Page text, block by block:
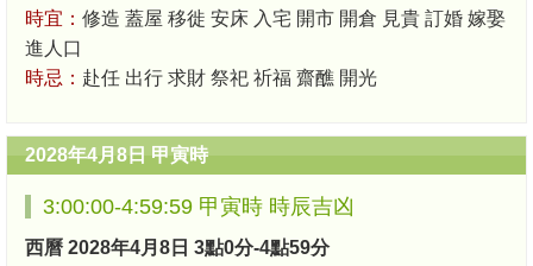
時宜： 修造 蓋屋 移徙 安床 入宅 開市 開倉 見貴 訂婚 嫁娶
進人口
時忌： 赴任 出行 求財 祭祀 祈福 齋醮 開光
2028年4月8日 甲寅時
3:00:00-4:59:59 甲寅時 時辰吉凶
西曆 2028年4月8日 3點0分-4點59分